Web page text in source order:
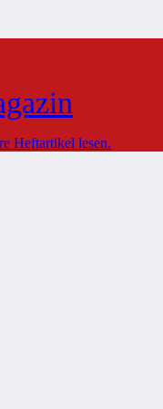
Heftartikel lesen.